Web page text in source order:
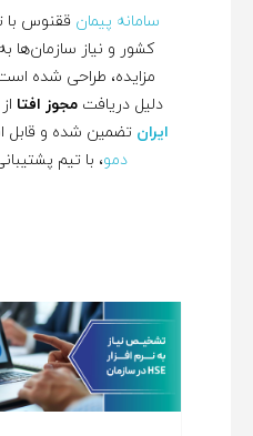
می‌شود و به
که مسائل را از منبع
به درمان علائم بپردازند.
سامانه پیمان ققنوس با
کشور و نیاز سازمان‌ها
مزایده، طراحی شده
دلیل دریافت مجوز افتا از
ایران تضمین شده و قابل
دمو، با تیم